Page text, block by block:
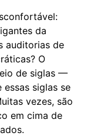
da
auditorias de
O
de siglas —
essas siglas se
vezes, são
em cima de